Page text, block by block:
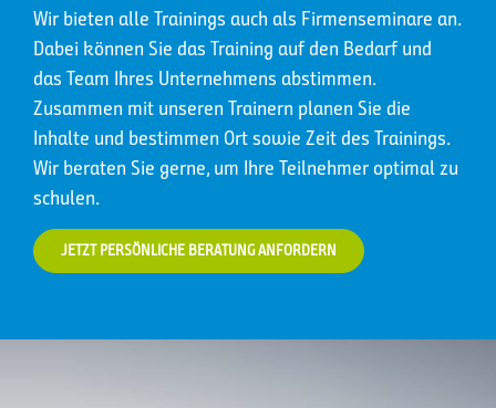
Wir bieten alle Trainings auch als Firmenseminare an.
Dabei können Sie das Training auf den Bedarf und
das Team Ihres Unternehmens abstimmen.
Zusammen mit unseren Trainern planen Sie die
Inhalte und bestimmen Ort sowie Zeit des Trainings.
Wir beraten Sie gerne, um Ihre Teilnehmer optimal zu
schulen.
JETZT PERSÖNLICHE BERATUNG ANFORDERN